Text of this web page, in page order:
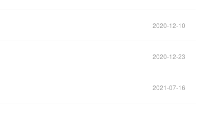
2020-12-10
2020-12-23
2021-07-16